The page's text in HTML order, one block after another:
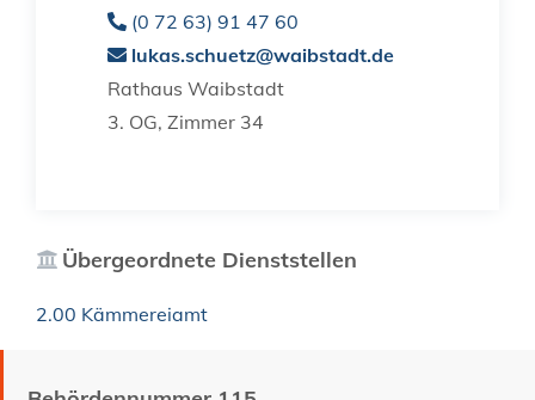
(0 72 63) 91 47 60
lukas.schuetz@waibstadt.de
Rathaus Waibstadt
3. OG, Zimmer 34
Übergeordnete Dienststellen
2.00 Kämmereiamt